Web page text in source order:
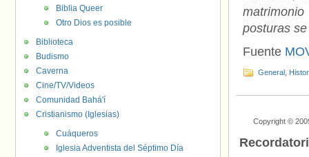
posturas
Fuente
General
Copyright ©
Biblia Queer
Otro Dios es posible
Biblioteca
Budismo
Caverna
Cine/TV/Videos
Comunidad Bahá'í
Cristianismo (Iglesias)
Cuáqueros
Iglesia Adventista del Séptimo Día